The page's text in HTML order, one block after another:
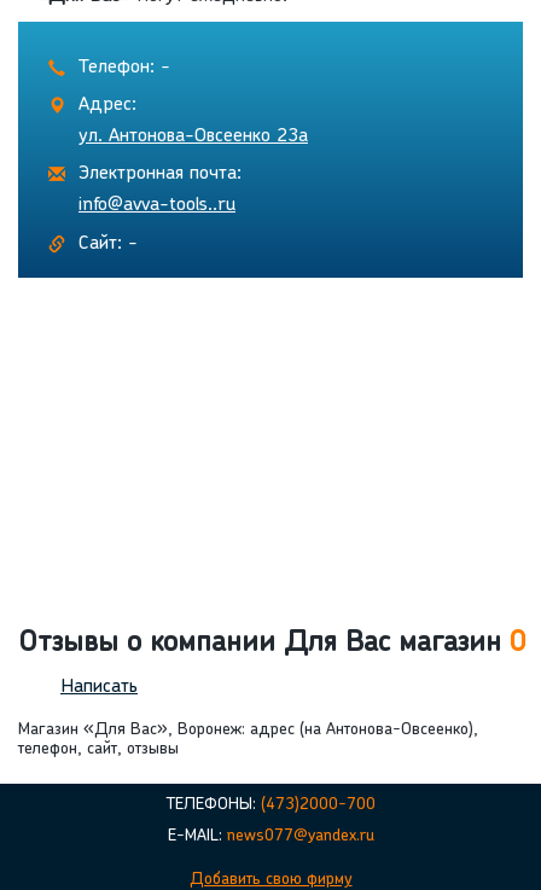
Телефон: -
Адрес:
ул. Антонова-Овсеенко 23а
Электронная почта:
info@avva-tools..ru
Сайт: -
Отзывы о компании Для Вас магазин 0
Написать
Магазин «Для Вас», Воронеж: адрес (на Антонова-Овсеенко),
телефон, сайт, отзывы
ТЕЛЕФОНЫ: (473)2000-700
E-MAIL: news077@yandex.ru
Добавить свою фирму